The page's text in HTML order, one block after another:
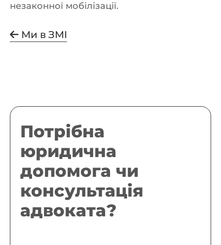
незаконної мобілізації.
Ми в ЗМІ
Потрібна
юридична
допомога чи
консультація
адвоката?